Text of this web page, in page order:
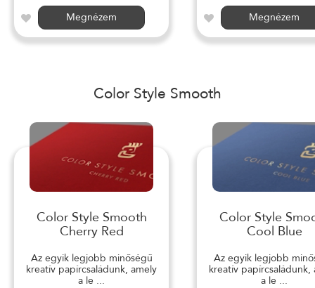
Megnézem
Megnézem
Color Style Smooth
Color Style Smooth
Cherry Red
Az egyik legjobb minőségű
kreatív papírcsaládunk, amely
a le ...
Color Style
Cool Blue
Az egyik legjobb
kreatív papírcsaládunk,
a le ...